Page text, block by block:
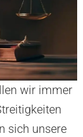
wir immer
sich unsere